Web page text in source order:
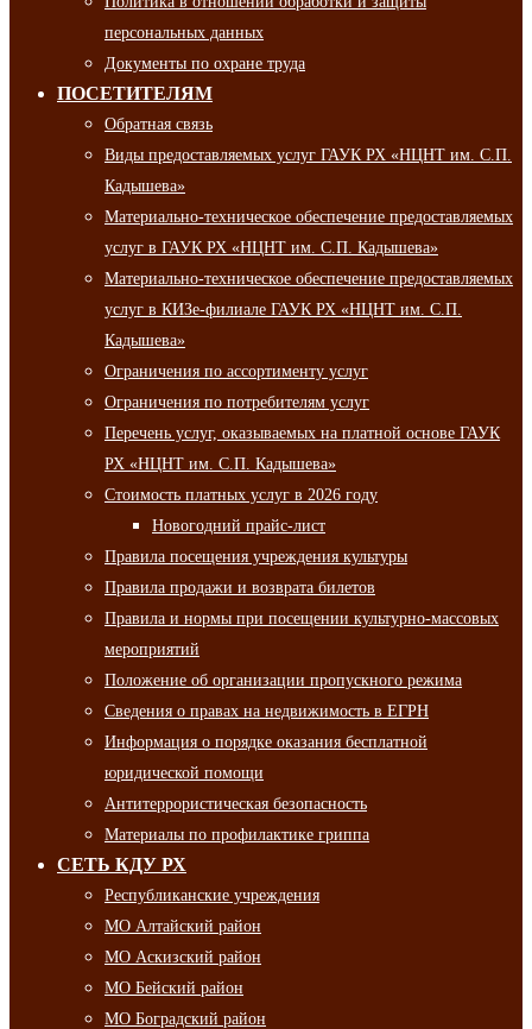
персональных данных
Документы по охране труда
ПОСЕТИТЕЛЯМ
Обратная связь
Виды предоставляемых услуг ГАУК РХ «НЦНТ им. С.П.
Кадышева»
Материально-техническое обеспечение предоставляемых
услуг в ГАУК РХ «НЦНТ им. С.П. Кадышева»
Материально-техническое обеспечение предоставляемых
услуг в КИЗе-филиале ГАУК РХ «НЦНТ им. С.П.
Кадышева»
Ограничения по ассортименту услуг
Ограничения по потребителям услуг
Перечень услуг, оказываемых на платной основе ГАУК
РХ «НЦНТ им. С.П. Кадышева»
Стоимость платных услуг в 2026 году
Новогодний прайс-лист
Правила посещения учреждения культуры
Правила продажи и возврата билетов
Правила и нормы при посещении культурно-массовых
мероприятий
Положение об организации пропускного режима
Сведения о правах на недвижимость в ЕГРН
Информация о порядке оказания бесплатной
юридической помощи
Антитеррористическая безопасность
Материалы по профилактике гриппа
СЕТЬ КДУ РХ
Республиканские учреждения
МО Алтайский район
МО Аскизский район
МО Бейский район
МО Боградский район